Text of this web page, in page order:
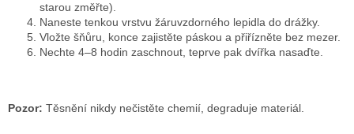
starou změřte).
Naneste tenkou vrstvu žáruvzdorného lepidla do drážky.
Vložte šňůru, konce zajistěte páskou a přiřízněte bez mezer.
Nechte 4–8 hodin zaschnout, teprve pak dvířka nasaďte.
Pozor: Těsnění nikdy nečistěte chemií, degraduje materiál.